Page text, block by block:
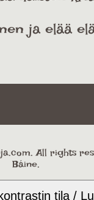
ja elää
All rights
Báine.
tila /